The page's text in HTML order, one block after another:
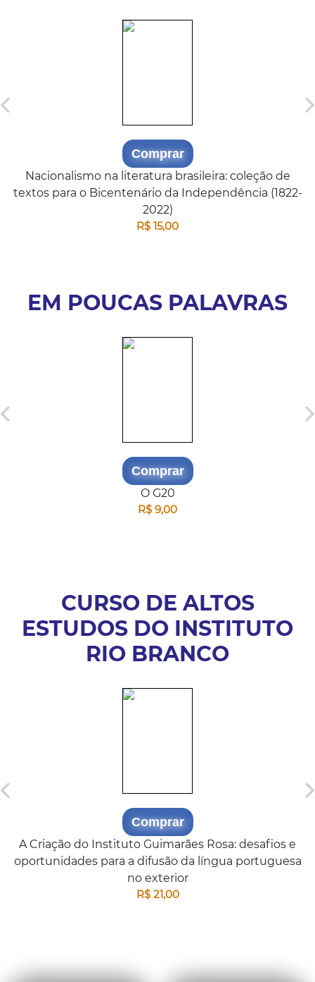
Comprar
Nacionalismo na literatura brasileira: coleção de
textos para o Bicentenário da Independência (1822-
2022)
R$ 15,00
EM POUCAS PALAVRAS
Comprar
O G20
R$ 9,00
CURSO DE ALTOS
ESTUDOS DO INSTITUTO
RIO BRANCO
Comprar
A Criação do Instituto Guimarães Rosa: desafios e
oportunidades para a difusão da língua portuguesa
no exterior
R$ 21,00